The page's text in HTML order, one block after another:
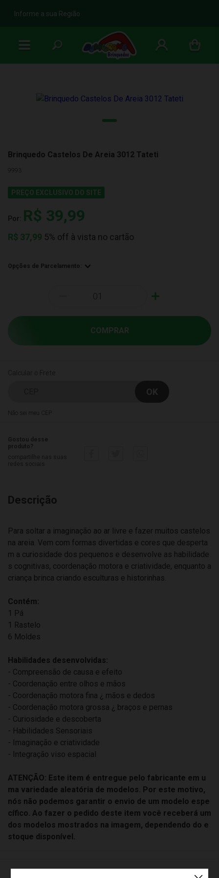
b
Informe a sua Região
Brinquedo Castelos De Areia 3012 Tateti
9993
PREÇO EXCLUSIVO DO SITE
Por: R$ 39,99
R$ 37,99 5% off à vista no cartão
Opções de Parcelamento:
+
COMPRAR
Não sei meu CEP
Descrição
Para soltar a imaginação ao ar livre e fazer muitos castelos
na areia. Vem com formas divertidas e cores que desperta
m a curiosidade dos pequenos e desenvolve as habilidade
s cognitivas, coordenação motora e criatividade, enquanto a
criança brinca criando esculturas e historinhas.
Contém:
1 Pá
1 Rastelo
6 Moldes
Habilidades desenvolvidas:
- Compreensão de causa e efeito
- Coordenação entre olhos e mãos
- Coordenação motora fina ¿ mãos e dedos
- Coordenação motora grossa ¿ braços e pernas
- Curiosidade e descoberta
- Habilidades Sensoriais
- Imaginação e criatividade
- Integração viso espacial
ATENÇÃO: Este item é entregue pelo fabricante em u
ma variedade aleatória de modelos. Por este motivo,
nós não podemos garantir o envio de um modelo espe
cífico. Ao fazer o pedido deste item você receberá um
dos modelos mostrados na imagem, dependendo do e
stoque disponível.